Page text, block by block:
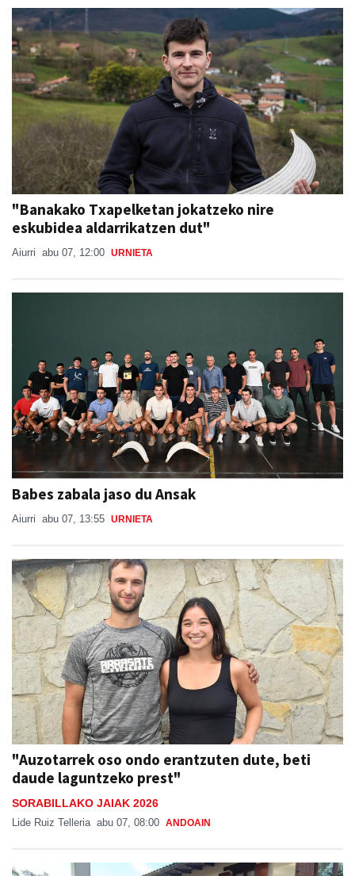
"Banakako Txapelketan jokatzeko nire
eskubidea aldarrikatzen dut"
Aiurri abu 07, 12:00 URNIETA
Babes zabala jaso du Ansak
Aiurri abu 07, 13:55 URNIETA
"Auzotarrek oso ondo erantzuten dute, beti
daude laguntzeko prest"
SORABILLAKO JAIAK 2026
Lide Ruiz Telleria abu 07, 08:00 ANDOAIN